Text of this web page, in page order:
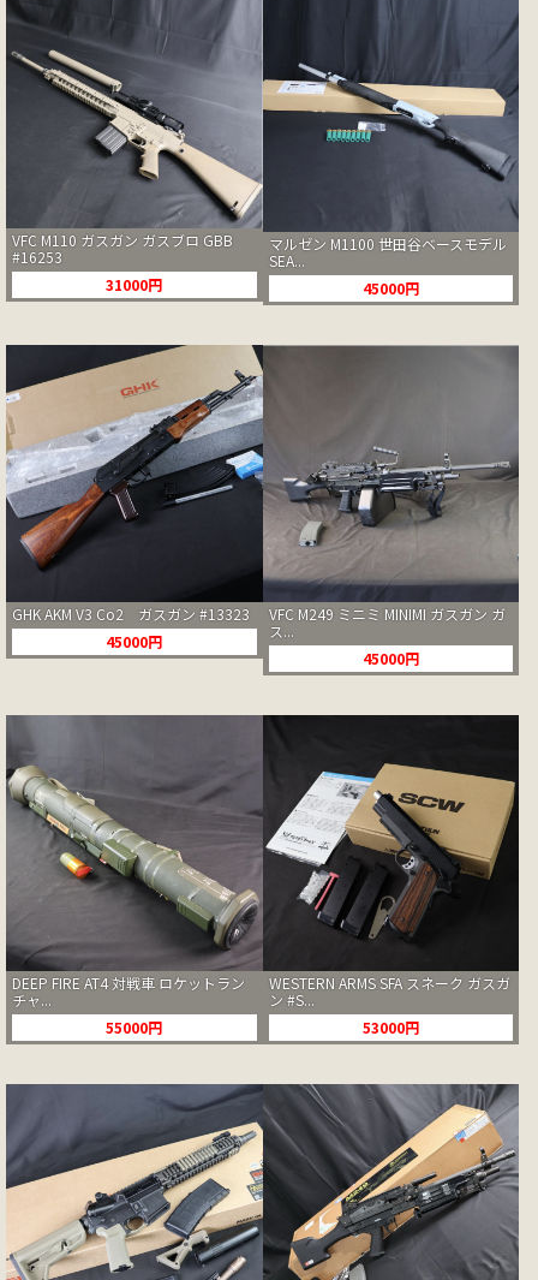
VFC M110 ガスガン ガスブロ GBB
#16253
31000円
マルゼン M1100 世田谷ベースモデル
SEA...
45000円
GHK AKM V3 Co2 ガスガン #13323
45000円
VFC M249 ミニミ MINIMI ガスガン ガ
ス...
45000円
DEEP FIRE AT4 対戦車 ロケットラン
チャ...
55000円
WESTERN ARMS SFA スネーク ガスガ
ン #S...
53000円